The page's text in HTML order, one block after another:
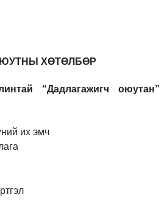
ХӨТӨЛБӨР
“Дадлагажигч оюутан”
их эмч